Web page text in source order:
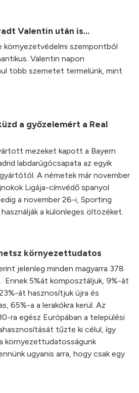
Valentin után is...
környezetvédelmi szempontból
Valentin napon
több szemetet termelünk, mint
a győzelemért a Real
mezeket kapott a Bayern
labdarúgócsapata az egyik
A németek már november
Ligája-címvédő spanyol
a november 26-i, Sporting
a különleges öltözéket.
környezettudatos
jelenleg minden magyarra 378
Ennek 5%át komposztáljuk, 9%-át
át hasznosítjuk újra és
65%-a a lerakókra kerül. Az
ra egész Európában a települési
tűzte ki célul, így
környezettudatosságunk
ugyanis arra, hogy csak egy